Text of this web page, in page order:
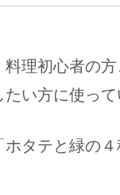
理初心者の方
い方に使って
タテと緑の